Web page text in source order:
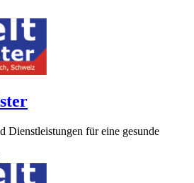
Dienstleistungen für eine gesunde